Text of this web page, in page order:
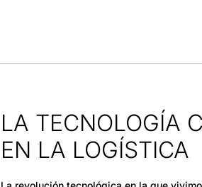
LA TECNOLOGÍA
EN LA LOGÍSTICA